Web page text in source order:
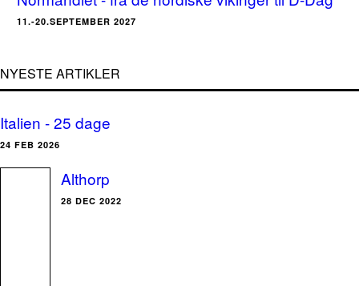
11.-20.SEPTEMBER 2027
NYESTE ARTIKLER
Italien - 25 dage
24 FEB 2026
Althorp
28 DEC 2022